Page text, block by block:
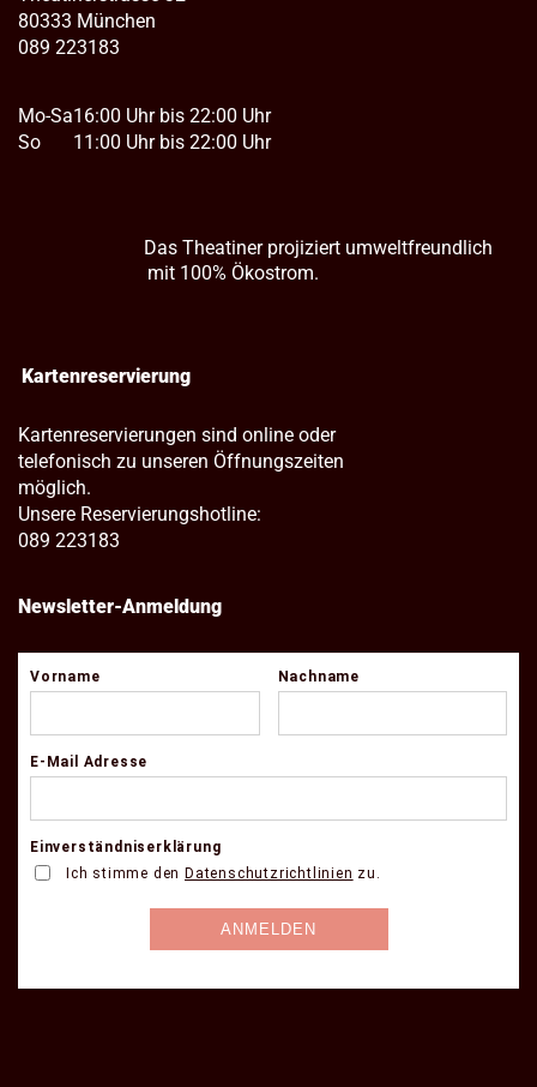
80333 München
089 223183
Mo-Sa
So
16:00 Uhr bis 22:00 Uhr
11:00 Uhr bis 22:00 Uhr
Das Theatiner projiziert umweltfreundlich
mit 100% Ökostrom.
Kartenreservierung
Kartenreservierungen sind online oder
telefonisch zu unseren Öffnungszeiten
möglich.
Unsere Reservierungshotline:
089 223183
Newsletter-Anmeldung